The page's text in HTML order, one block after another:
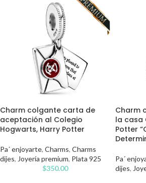
Charm colgante carta de
aceptación al Colegio
Hogwarts, Harry Potter
Pa´ enjoyarte, Charms, Charms
dijes, Joyería premium, Plata 925
$350.00
Charm
la casa
Potter
Pa´
dijes,